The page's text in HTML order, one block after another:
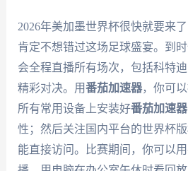
2026年美加墨世界杯很快就要来
肯定不想错过这场足球盛宴。到
会全程直播所有场次，包括科特
精彩对决。用番茄加速器，你可
所有常用设备上安装好番茄加速器
性；然后关注国内平台的世界杯
能直接访问。比赛期间，你可以